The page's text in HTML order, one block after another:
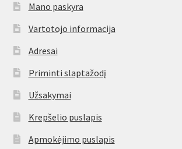
Mano paskyra
Vartotojo informacija
Adresai
Priminti slaptažodį
Užsakymai
Krepšelio puslapis
Apmokėjimo puslapis